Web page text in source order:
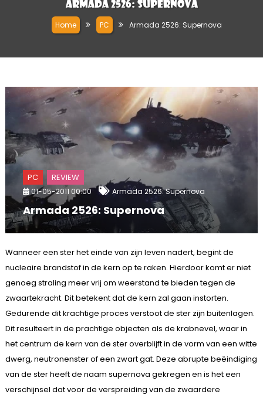
Armada 2526: Supernova
Home PC Armada 2526: Supernova
PC REVIEW
01-05-2011 00:00 Armada 2526: Supernova
Armada 2526: Supernova
Wanneer een ster het einde van zijn leven nadert, begint de
nucleaire brandstof in de kern op te raken. Hierdoor komt er niet
genoeg straling meer vrij om weerstand te bieden tegen de
zwaartekracht. Dit betekent dat de kern zal gaan instorten.
Gedurende dit krachtige proces verstoot de ster zijn buitenlagen.
Dit resulteert in de prachtige objecten als de krabnevel, waar in
het centrum de kern van de ster overblijft in de vorm van een witte
dwerg, neutronenster of een zwart gat. Deze abrupte beëindiging
van de ster heeft de naam supernova gekregen en is het een
verschijnsel dat voor de verspreiding van de zwaardere